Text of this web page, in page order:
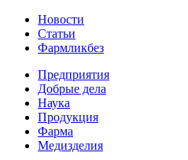
Новости
Статьи
Фармликбез
Предприятия
Добрые дела
Наука
Продукция
Фарма
Медизделия